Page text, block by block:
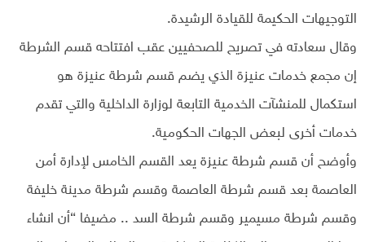
التوجيهات الحكيمة للقيادة الرشيدة.
وقال سعادته في تصريح للصحفيين عقب افتتاحه قسم الشرطة
إن مجمع خدمات عنيزة الذي يضم قسم شرطة عنيزة هو
استكمال للمنشآت الخدمية التابعة لوزارة الداخلية والتي تقدم
خدمات أخرى لبعض الجهات الحكومية.
وأوضح أن قسم شرطة عنيزة يعد القسم الخامس لإدارة أمن
العاصمة بعد قسم شرطة العاصمة وقسم شرطة مدينة خليفة
وقسم شرطة مسيمير وقسم شرطة السد .. مضيفا “أن انشاء